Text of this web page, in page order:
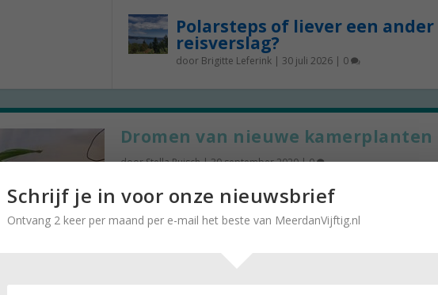
Polarsteps of liever een ander
reisverslag?
door Brigitte Leferink| 30 juli 2026| 0
Dromen van nieuwe kamerplanten
doorStella Ruisch|30 september 2020|0
Tot groot verdriet van Stella Ruisch eindigden heel wat
kamerplanten in de afgelopen jaren...
Schrijf je in voor onze nieuwsbrief
Ontvang 2 keer per maand per e-mail het beste van MeerdanVijftig.nl